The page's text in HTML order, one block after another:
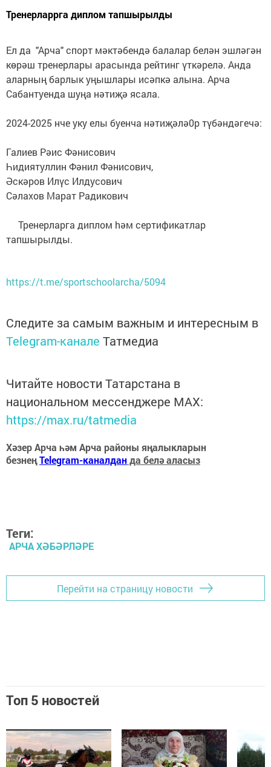
Тренерларрга диплом тапшырылды
Ел да "Арча" спорт мәктәбендә балалар белән эшләгән
көрәш тренерлары арасында рейтинг үткәрелә. Анда
аларның барлык уңышлары исәпкә алына. Арча
Сабантуенда шуңа нәтиҗә ясала.
2024-2025 нче уку елы буенча нәтиҗәлә0р түбәндәгечә:
Галиев Рәис Фәнисович
Һидиятуллин Фәнил Фәнисович,
Әскәров Илүс Илдусович
Сәлахов Марат Радикович
Тренерларга диплом hәм сертификатлар
тапшырылды.
https://t.me/sportschoolarcha/5094
Следите за самым важным и интересным в
Telegram-канале Татмедиа
Читайте новости Татарстана в
национальном мессенджере MАХ:
https://max.ru/tatmedia
Хәзер Арча һәм Арча районы яңалыкларын
безнеңTelegram-каналданда белә аласыз
Теги:
АРЧА ХӘБӘРЛӘРЕ
Перейти на страницу новости
Топ 5 новостей